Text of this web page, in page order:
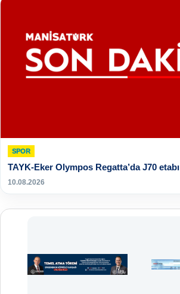
SPOR
TAYK-Eker Olympos Regatta’da J70
10.08.2026